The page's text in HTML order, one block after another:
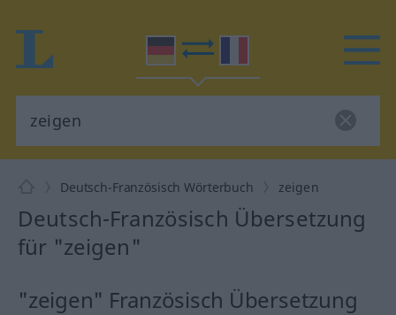
Deutsch-Französisch Wörterbuch zeigen
Deutsch-Französisch Übersetzung
für "zeigen"
"zeigen" Französisch Übersetzung